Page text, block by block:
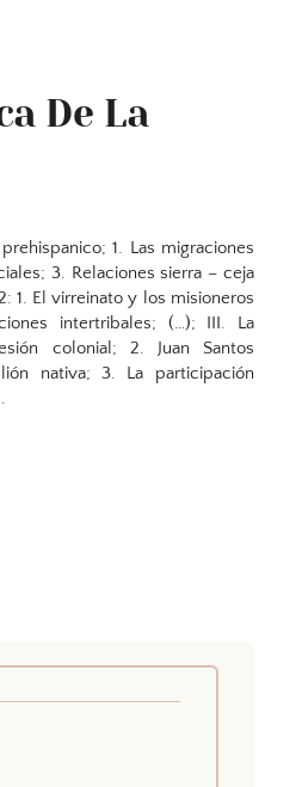
De La
1. Las migraciones
3. Relaciones sierra – ceja
1. El virreinato y los misioneros
intertribales; (…); III. La
colonial; 2. Juan Santos
nativa; 3. La participación